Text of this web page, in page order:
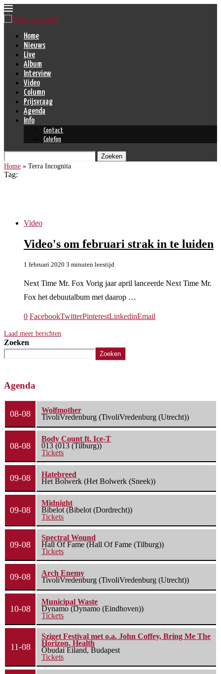
Home
Nieuws
Live
Album
Interview
Video
Column
Prijsvraag
Agenda
Info
Contact
Colofon
Zoeken
Home » Terra Incognita
Tag:
Video
Video's om februari strak in te luiden
1 februari 2020 3 minuten leestijd
Next Time Mr. Fox Vorig jaar april lanceerde Next Time Mr.
Fox het debuutalbum met daarop …
0 FacebookTwitterPinterestLinkedinEmail
Laad meer berichten
Zoeken
Zoeken
Agenda
08-08
Wolfmother
TivoliVredenburg (TivoliVredenburg (Utrecht))
08-08
Body Count ft. Ice-T
013 (013 (Tilburg))
Tickets
09-08
Hatebreed
Het Bolwerk (Het Bolwerk (Sneek))
09-08
Midnight
Bibelot (Bibelot (Dordrecht))
Tickets
09-08
Spectral Wound
Hall Of Fame (Hall Of Fame (Tilburg))
Tickets
09-08
Arch Enemy
TivoliVredenburg (TivoliVredenburg (Utrecht))
10-08
Municipal Waste
Dynamo (Dynamo (Eindhoven))
Tickets
11-08
Sziget Festival met o.a. John Coffey, Bring Me The
Horizon, Health
Óbudai Eiland, Budapest
Tickets